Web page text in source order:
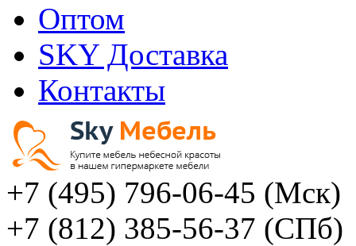
Оптом
SKY Доставка
Контакты
+7 (495) 796-06-45 (Мск)
+7 (812) 385-56-37 (СПб)